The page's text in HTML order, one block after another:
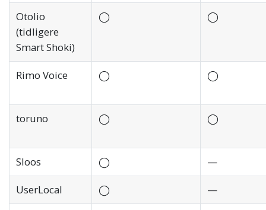
Otolio
(tidligere
Smart Shoki)
◯ ◯
Rimo Voice ◯ ◯
toruno ◯ ◯
Sloos ◯ —
UserLocal ◯ —